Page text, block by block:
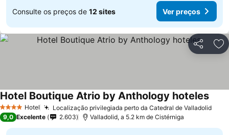
Consulte os preços de 12 sites Ver preços
Partilhar
4 EstrelasHotel Localização privilegiada perto da Catedral de ValladolidVer
Hotel Boutique Atrio by Anthology hotelesVer
9,0 Excelente 2.603 Valladolid, a 5.2 km de Cistérniga